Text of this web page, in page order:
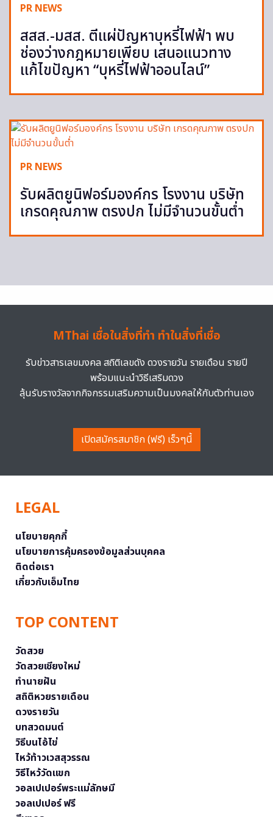
PR NEWS
สสส.-มสส. ตีแผ่ปัญหาบุหรี่ไฟฟ้า พบ
ช่องว่างกฎหมายเพียบ เสนอแนวทาง
แก้ไขปัญหา “บุหรี่ไฟฟ้าออนไลน์”
PR NEWS
รับผลิตยูนิฟอร์มองค์กร โรงงาน บริษัท
เกรดคุณภาพ ตรงปก ไม่มีจำนวนขั้นต่ำ
MThai เชื่อในสิ่งที่ทำ ทำในสิ่งที่เชื่อ
รับข่าวสารเลขมงคล สถิติเลขดัง ดวงรายวัน รายเดือน รายปี
พร้อมแนะนำวิธีเสริมดวง
ลุ้นรับรางวัลจากกิจกรรมเสริมความเป็นมงคลให้กับตัวท่านเอง
เปิดสมัครสมาชิก (ฟรี) เร็วๆนี้
LEGAL
นโยบายคุกกี้
นโยบายการคุ้มครองข้อมูลส่วนบุคคล
ติดต่อเรา
เกี่ยวกับเอ็มไทย
TOP CONTENT
วัดสวย
วัดสวยเชียงใหม่
ทำนายฝัน
สถิติหวยรายเดือน
ดวงรายวัน
บทสวดมนต์
วิธีบนไอ้ไข่
ไหว้ท้าวเวสสุวรรณ
วิธีไหว้วัดแขก
วอลเปเปอร์พระแม่ลักษมี
วอลเปเปอร์ ฟรี